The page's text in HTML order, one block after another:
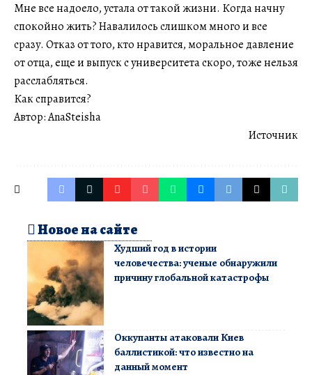
Мне все надоело, устала от такой жизни. Когда начну
спокойно жить? Навалилось слишком много и все
сразу. Отказ от того, кто нравится, моральное давление
от отца, еще и выпуск с университета скоро, тоже нельзя
расслабляться.
Как справится?
Автор: AnaSteisha
Источник
Новое на сайте
Худший год в истории
человечества: ученые обнаружили
причину глобальной катастрофы
Оккупанты атаковали Киев
баллистикой: что известно на
данный момент